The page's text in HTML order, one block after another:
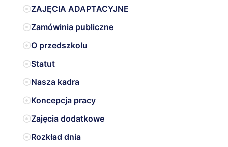
ZAJĘCIA ADAPTACYJNE
Zamówinia publiczne
O przedszkolu
Statut
Nasza kadra
Koncepcja pracy
Zajęcia dodatkowe
Rozkład dnia